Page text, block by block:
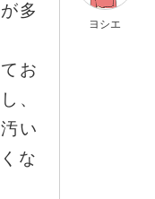
多
お
、
い
ヨシエ
くな